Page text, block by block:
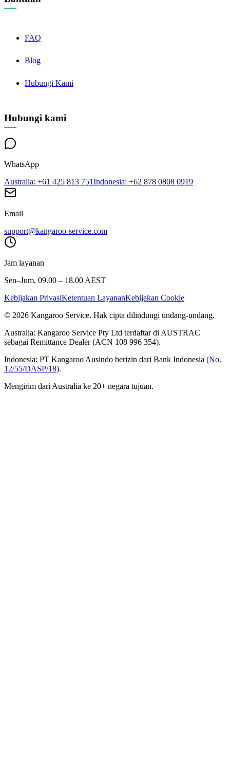
FAQ
Blog
Hubungi Kami
Hubungi kami
WhatsApp
Australia: +61 425 813 751Indonesia: +62 878 0808 0919
Email
support@kangaroo-service.com
Jam layanan
Sen–Jum, 09.00 – 18.00 AEST
Kebijakan PrivasiKetentuan LayananKebijakan Cookie
© 2026 Kangaroo Service. Hak cipta dilindungi undang-undang.
Australia: Kangaroo Service Pty Ltd terdaftar di AUSTRAC
sebagai Remittance Dealer (ACN 108 996 354).
Indonesia: PT Kangaroo Ausindo berizin dari Bank Indonesia (No.
12/55/DASP/18).
Mengirim dari Australia ke 20+ negara tujuan.